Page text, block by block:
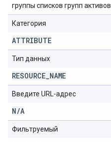
группы списков групп активов.
Категория
ATTRIBUTE
Тип данных
RESOURCE NAME
Введите URL-адрес
N/A
Фильтруемый